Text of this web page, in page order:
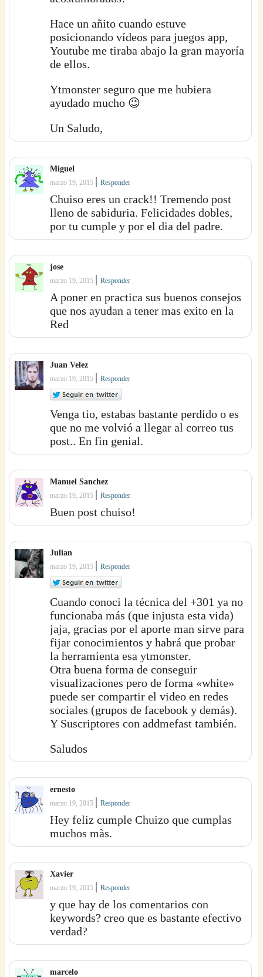
Hace un añito cuando estuve
posicionando vídeos para juegos app,
Youtube me tiraba abajo la gran mayoría
de ellos.
Ytmonster seguro que me hubiera
ayudado mucho 😉
Un Saludo,
Miguel
marzo 19, 2015 |Responder
Chuiso eres un crack!! Tremendo post
lleno de sabiduria. Felicidades dobles,
por tu cumple y por el dia del padre.
jose
marzo 19, 2015 |Responder
A poner en practica sus buenos consejos
que nos ayudan a tener mas exito en la
Red
Juan Velez
marzo 19, 2015 |Responder
Venga tio, estabas bastante perdido o es
que no me volvió a llegar al correo tus
post.. En fin genial.
Manuel Sanchez
marzo 19, 2015 |Responder
Buen post chuiso!
Julian
marzo 19, 2015 |Responder
Cuando conoci la técnica del +301 ya no
funcionaba más (que injusta esta vida)
jaja, gracias por el aporte man sirve para
fijar conocimientos y habrá que probar
la herramienta esa ytmonster.
Otra buena forma de conseguir
visualizaciones pero de forma «white»
puede ser compartir el video en redes
sociales (grupos de facebook y demás).
Y Suscriptores con addmefast también.
Saludos
ernesto
marzo 19, 2015 |Responder
Hey feliz cumple Chuizo que cumplas
muchos màs.
Xavier
marzo 19, 2015 |Responder
y que hay de los comentarios con
keywords? creo que es bastante efectivo
verdad?
marcelo